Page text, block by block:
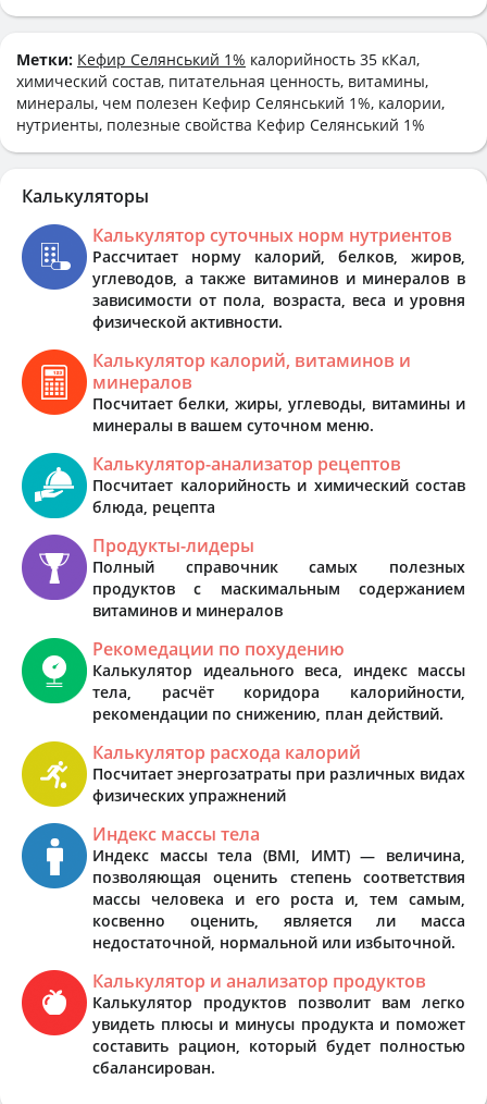
Метки: Кефир Селянський 1% калорийность 35 кКал,
химический состав, питательная ценность, витамины,
минералы, чем полезен Кефир Селянський 1%, калории,
нутриенты, полезные свойства Кефир Селянський 1%
Калькуляторы
Калькулятор суточных норм нутриентов
Рассчитает норму калорий, белков, жиров,
углеводов, а также витаминов и минералов в
зависимости от пола, возраста, веса и уровня
физической активности.
Калькулятор калорий, витаминов и
минералов
Посчитает белки, жиры, углеводы, витамины и
минералы в вашем суточном меню.
Калькулятор-анализатор рецептов
Посчитает калорийность и химический состав
блюда, рецепта
Продукты-лидеры
Полный справочник самых полезных
продуктов с маскимальным содержанием
витаминов и минералов
Рекомедации по похудению
Калькулятор идеального веса, индекс массы
тела, расчёт коридора калорийности,
рекомендации по снижению, план действий.
Калькулятор расхода калорий
Посчитает энергозатраты при различных видах
физических упражнений
Индекс массы тела
Индекс массы тела (BMI, ИМТ) — величина,
позволяющая оценить степень соответствия
массы человека и его роста и, тем самым,
косвенно оценить, является ли масса
недостаточной, нормальной или избыточной.
Калькулятор и анализатор продуктов
Калькулятор продуктов позволит вам легко
увидеть плюсы и минусы продукта и поможет
составить рацион, который будет полностью
сбалансирован.